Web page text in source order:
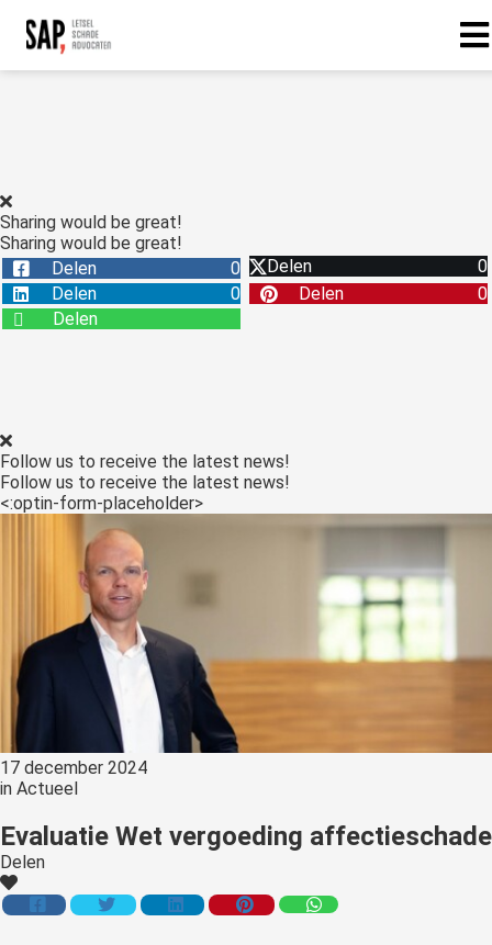
Sharing would be great!
Sharing would be great!
Delen
0 Delen
0
Delen
0 Delen
0
Delen
Follow us to receive the latest news!
Follow us to receive the latest news!
<:optin-form-placeholder>
17 december 2024
in Actueel
Evaluatie Wet vergoeding affectieschade
Delen